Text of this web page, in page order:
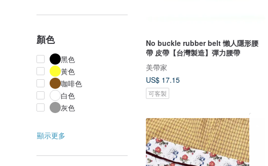
顏色
黑色
黃色
咖啡色
白色
灰色
顯示更多
No buckle rubber belt 懶人隱形腰
帶 皮帶【台灣製造】彈力腰帶
美帶家
US$ 17.15
可客製